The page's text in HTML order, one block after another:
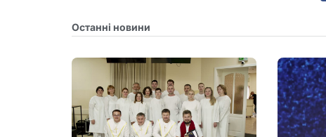
Останні новини